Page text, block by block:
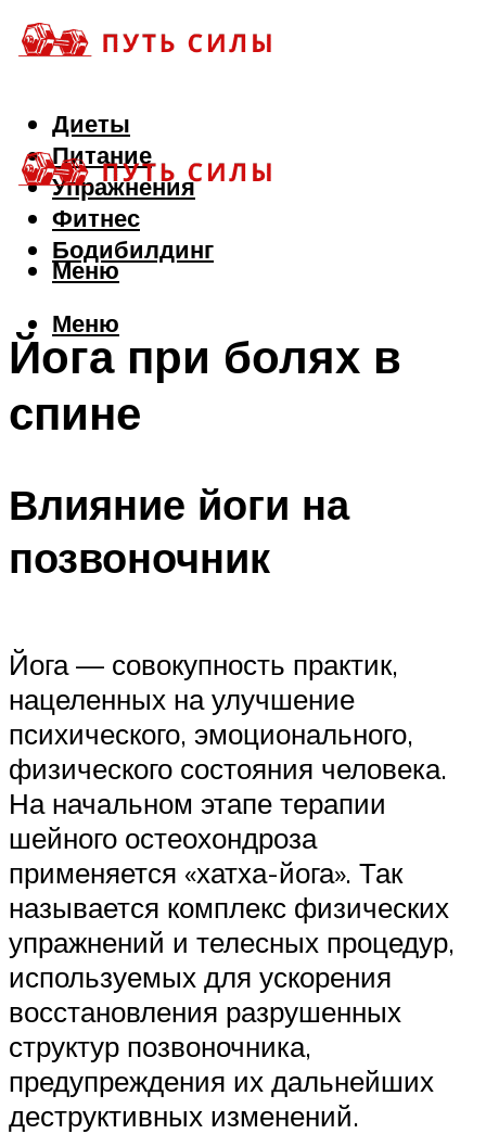
Диеты
Питание
Упражнения
Фитнес
Бодибилдинг
Меню
Меню
Йога при болях в
спине
Влияние йоги на
позвоночник
Йога — совокупность практик,
нацеленных на улучшение
психического, эмоционального,
физического состояния человека.
На начальном этапе терапии
шейного остеохондроза
применяется «хатха-йога». Так
называется комплекс физических
упражнений и телесных процедур,
используемых для ускорения
восстановления разрушенных
структур позвоночника,
предупреждения их дальнейших
деструктивных изменений.